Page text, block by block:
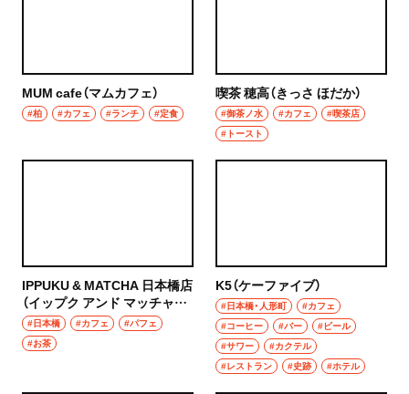
千葉県
津田沼
習志野
サワー
寿司
とんかつ
和食
MUM cafe（マムカフェ）
#柏 #カフェ #ランチ #定食
喫茶 穂高（きっさ ほだか）
#御茶ノ水 #カフェ
#喫茶店
#トースト
IPPUKU & MATCHA 日本橋店
（イップク アンド マッチャに
ほんばしてん）
#日本橋 #カフェ
#パフェ
#お茶
K5（ケーファイブ）
#日本橋・人形町
#カフェ
#コーヒー
#バー
#ビール
#サワー
#カクテル
#レストラン
#史跡 #ホテル